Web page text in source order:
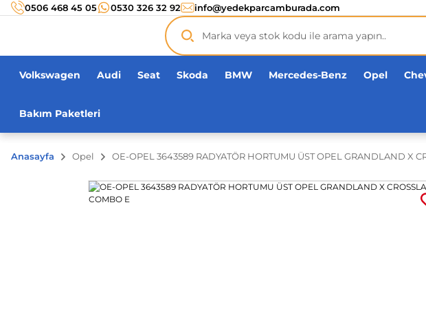
Türkiye’nin her noktasına 3000 TL ve üzerikargo ücretsiz!
Orijinal ürün
Üç yüz yirmi bin ürünadeti!
0506 468 45 05 0530 326 32 92 info@yedekparcamburada.com
Volkswagen Audi Seat Skoda BMW Mercedes-Benz Opel
Bakım Paketleri
Anasayfa Opel OE-OPEL 3643589 RADYATÖR HORTUMU ÜST OPEL GRANDLAND X